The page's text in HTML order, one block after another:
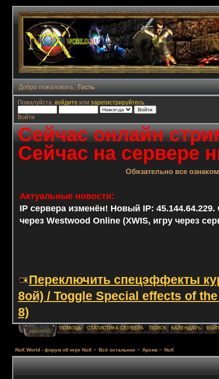
Добро пожаловать, Гость
Пожалуйста, войдите или зарегистрируйтесь.
Войти
Сейчас онлайн
Сейчас на сервере
Обязательно все
Актуальные новости:
IP сервера изменён! Новый IP: 45.144.64.229.
через Westwood Online (XWIS, игру через
Переключить спецэффекты
8ой) / Toggle Special effects of
8)
НАЧАЛО
ПОМОЩЬ СТАТИСТИКА СЕРВЕРА ПОИСК КАЛЕНДАРЬ
NoX World - форум об игре NoX > Всё остальное > Архив > NoX